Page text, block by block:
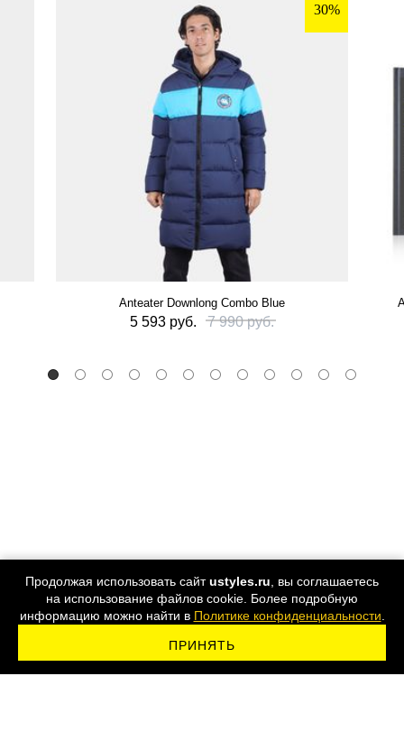
30%
Anteater Downlong Combo Blue
5 593 руб. 7 990 руб.
Продолжая использовать сайтustyles.ru , вы соглашаетесь
на использование файлов cookie. Более подробную
информацию можно найти в Политике конфиденциальности
ПРИНЯТЬ